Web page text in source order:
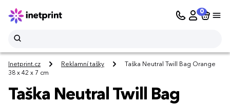
0
Inetprint.cz Reklamní tašky
Taška Neutral Twill Bag Orange
38 x 42 x 7 cm
Taška Neutral Twill Bag